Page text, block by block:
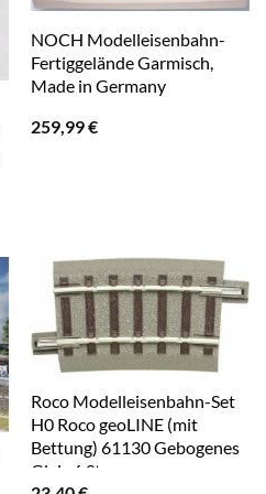
NOCH Modelleisenbahn-
Fertiggelände Garmisch,
Made in Germany
259,99€
Roco Modelleisenbahn-Set
H0 Roco geoLINE (mit
Bettung) 61130 Gebogenes
Gleis 6 St.